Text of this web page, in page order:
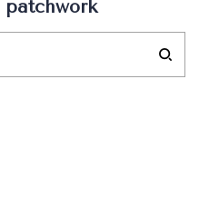
patchwork